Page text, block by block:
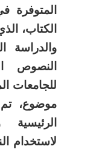
المتوفرة
الكتاب،
والدراسة
النصوص
للجامعات
موضوع،
لاستخدام